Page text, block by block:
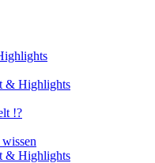
& Highlights
!?
& Highlights